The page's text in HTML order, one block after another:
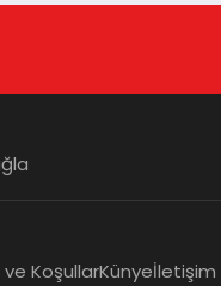
KoşullarKünyeİletişim